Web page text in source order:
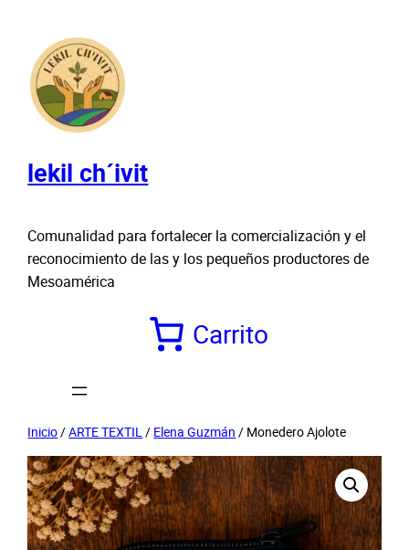
contenido
lekil ch´ivit
Comunalidad para fortalecer la comercialización y el
reconocimiento de las y los pequeños productores de
Mesoamérica
Carrito
Inicio/ARTE TEXTIL/ Elena Guzmán / Monedero Ajolote